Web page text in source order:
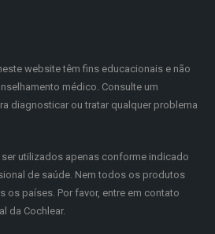
website têm fins educacionais e não
médico. Consulte um
diagnosticar ou tratar qualquer problema
utilizados apenas conforme indicado
de saúde. Nem todos os produtos
os países. Por favor, entre em contato
da Cochlear.